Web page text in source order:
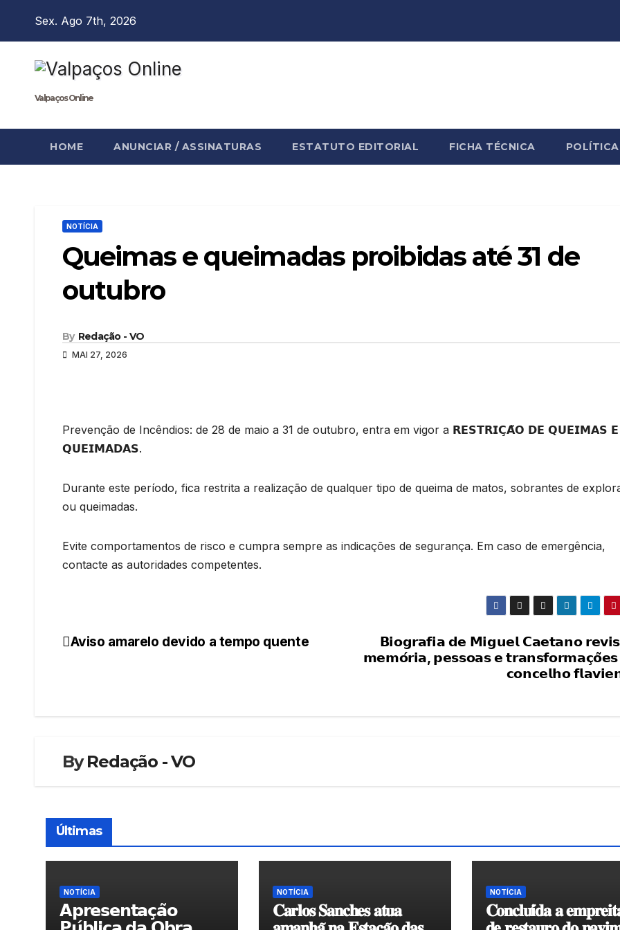
Sex. Ago 7th, 2026
Valpaços Online
HOME ANUNCIAR / ASSINATURAS ESTATUTO EDITORIAL FICHA TÉCNICA
NOTÍCIA
Queimas e queimadas proibidas até 31 de
outubro
By Redação - VO
MAI 27, 2026
Prevenção de Incêndios: de 28 de maio a 31 de outubro, entra em vigor a 𝗥𝗘𝗦𝗧𝗥𝗜𝗖̧𝗔̃𝗢 𝗗𝗘 𝗤𝗨𝗘𝗜𝗠𝗔𝗦 𝗘
𝗤𝗨𝗘𝗜𝗠𝗔𝗗𝗔𝗦.
Durante este período, fica restrita a realização de qualquer tipo de queima de matos, sobrantes de
ou queimadas.
Evite comportamentos de risco e cumpra sempre as indicações de segurança. Em caso de emergência,
contacte as autoridades competentes.
Navegação
𝗕𝗶𝗼𝗴𝗿𝗮𝗳𝗶𝗮 𝗱𝗲 𝗠𝗶𝗴𝘂𝗲𝗹 𝗖𝗮𝗲𝘁𝗮𝗻𝗼
𝗺𝗲𝗺𝗼́𝗿𝗶𝗮, 𝗽𝗲𝘀𝘀𝗼𝗮𝘀 𝗲
𝗰𝗼𝗻𝗰𝗲𝗹𝗵𝗼
Aviso amarelo devido a tempo quente
ByRedação - VO
Últimas
NOTÍCIA
𝗔𝗽𝗿𝗲𝘀𝗲𝗻𝘁𝗮𝗰̧𝗮̃𝗼
NOTÍCIA
𝐂𝐚𝐫𝐥𝐨𝐬 𝐒𝐚𝐧𝐜𝐡𝐞𝐬 𝐚𝐭𝐮𝐚
NOTÍCIA
𝐂𝐨𝐧𝐜𝐥𝐮𝐢́𝐝𝐚 𝐚